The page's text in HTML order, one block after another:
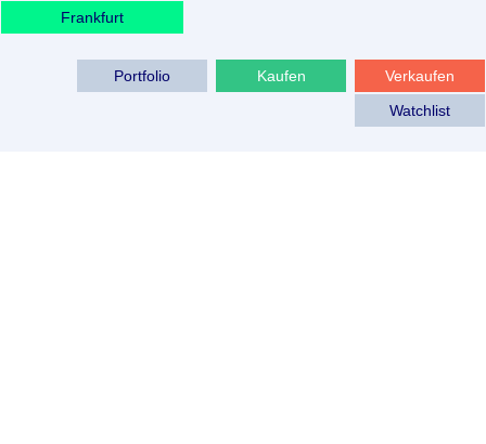
Frankfurt
Verkaufen
Kaufen
Portfolio
Watchlist